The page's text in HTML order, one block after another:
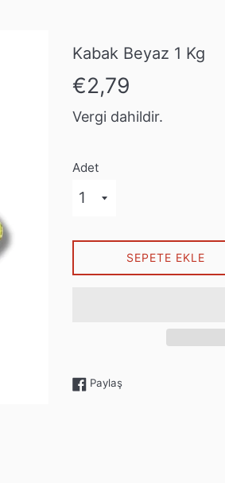
Kabak Beyaz 1 Kg
Normal
fiyat
€2,79
Vergi dahildir.
Adet
SEPETE EKLE
PaylaşFacebook'ta paylaş